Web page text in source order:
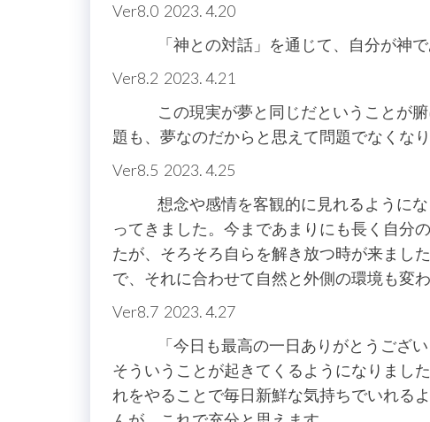
Ver8.0 2023. 4.20
「神との対話」を通じて、自分が神で
Ver8.2 2023. 4.21
この現実が夢と同じだということが腑
題も、夢なのだからと思えて問題でなくなり
Ver8.5 2023. 4.25
想念や感情を客観的に見れるようにな
ってきました。今まであまりにも長く自分
たが、そろそろ自らを解き放つ時が来まし
で、それに合わせて自然と外側の環境も変わ
Ver8.7 2023. 4.27
「今日も最高の一日ありがとうござい
そういうことが起きてくるようになりまし
れをやることで毎日新鮮な気持ちでいれる